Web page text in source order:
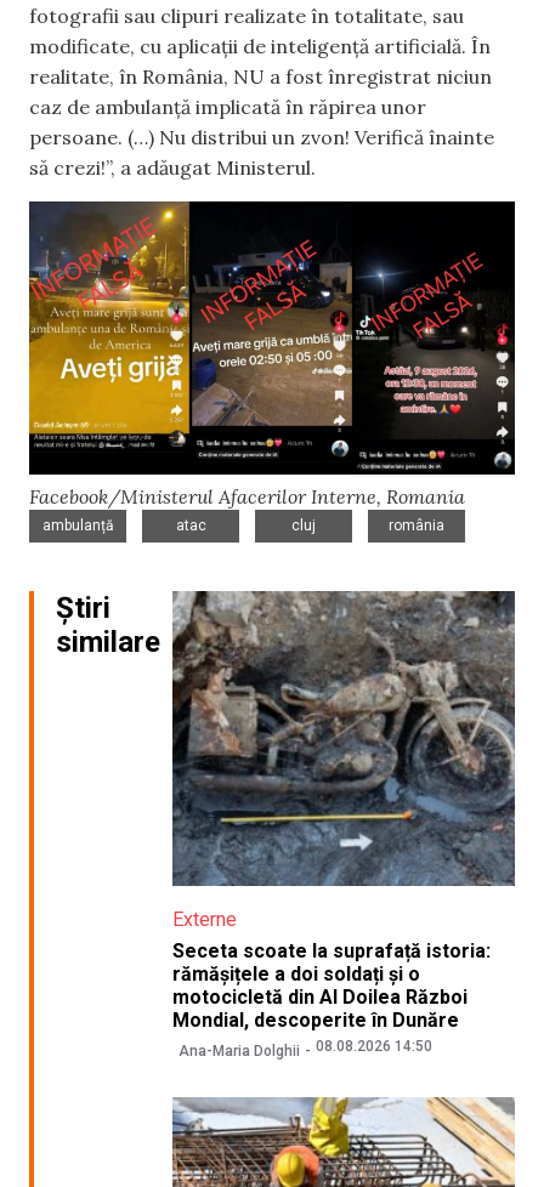
fotografii sau clipuri realizate în totalitate, sau
modificate, cu aplicații de inteligență artificială. În
realitate, în România, NU a fost înregistrat niciun
caz de ambulanță implicată în răpirea unor
persoane. (…) Nu distribui un zvon! Verifică înainte
să crezi!”, a adăugat Ministerul.
Facebook/Ministerul Afacerilor Interne, Romania
ambulanță
,
atac
,
cluj
,
românia
Știri
similare
Externe
Seceta scoate la suprafață istoria:
rămășițele a doi soldați și o
motocicletă din Al Doilea Război
Mondial, descoperite în Dunăre
Ana-Maria Dolghii 08.08.2026 14:50